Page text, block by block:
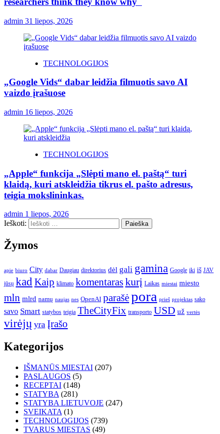
admin 31 liepos, 2026
TECHNOLOGIJOS
„Google Vids“ dabar leidžia filmuotis savo AI
vaizdo įrašuose
admin 16 liepos, 2026
TECHNOLOGIJOS
„Apple“ funkcija „Slėpti mano el. paštą“ turi
klaidą, kuri atskleidžia tikrus el. pašto adresus,
teigia mokslininkas.
admin 1 liepos, 2026
Ieškoti:
Žymos
apie biuro City dabar Daugiau direktorius dėl gali gamina Google iki iš JAV
jūsų kad Kaip klimato komentaraskurį Laikas miestai miesto
mln mlrd namų naujas nes OpenAI parašėpora prieš projektas sako
savo Smart statybos teigia TheCityFix transporto USD už vertės
virėjų yra Įrašo
Kategorijos
IŠMANŪS MIESTAI (207)
PASLAUGOS (5)
RECEPTAI (148)
STATYBA (281)
STATYBA LIETUVOJE (247)
SVEIKATA (1)
TECHNOLOGIJOS (739)
TVARUS MIESTAS (49)